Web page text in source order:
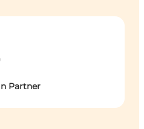
Partner